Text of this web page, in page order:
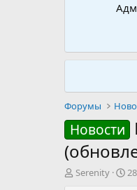
Форумы
Новости
А
Serenity
Д